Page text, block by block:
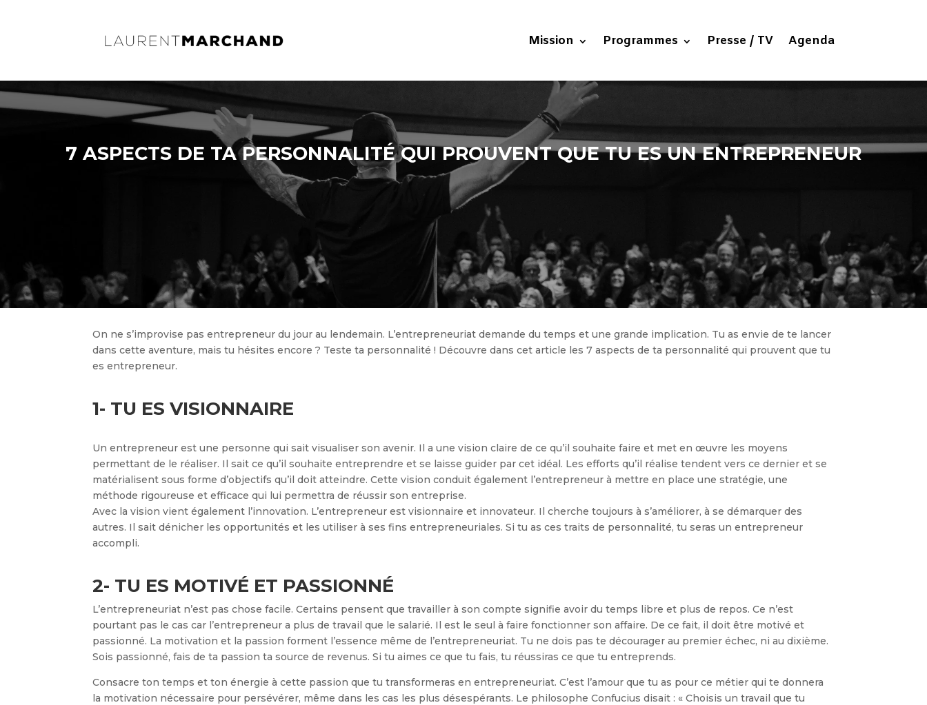
Mission Programmes Presse / TV Agenda
7 ASPECTS DE TA PERSONNALITÉ QUI PROUVENT QUE TU ES UN ENTREPRENEUR
On ne s’improvise pas entrepreneur du jour au lendemain. L’entrepreneuriat demande du temps et une grande implication. Tu as envie de te lancer
dans cette aventure, mais tu hésites encore ? Teste ta personnalité ! Découvre dans cet article les 7 aspects de ta personnalité qui prouvent que tu
es entrepreneur.
1- TU ES VISIONNAIRE
Un entrepreneur est une personne qui sait visualiser son avenir. Il a une vision claire de ce qu’il souhaite faire et met en œuvre les moyens
permettant de le réaliser. Il sait ce qu’il souhaite entreprendre et se laisse guider par cet idéal. Les efforts qu’il réalise tendent vers ce dernier et se
matérialisent sous forme d’objectifs qu’il doit atteindre. Cette vision conduit également l’entrepreneur à mettre en place une stratégie, une
méthode rigoureuse et efficace qui lui permettra de réussir son entreprise.
Avec la vision vient également l’innovation. L’entrepreneur est visionnaire et innovateur. Il cherche toujours à s’améliorer, à se démarquer des
autres. Il sait dénicher les opportunités et les utiliser à ses fins entrepreneuriales. Si tu as ces traits de personnalité, tu seras un entrepreneur
accompli.
2- TU ES MOTIVÉ ET PASSIONNÉ
L’entrepreneuriat n’est pas chose facile. Certains pensent que travailler à son compte signifie avoir du temps libre et plus de repos. Ce n’est
pourtant pas le cas car l’entrepreneur a plus de travail que le salarié. Il est le seul à faire fonctionner son affaire. De ce fait, il doit être motivé et
passionné. La motivation et la passion forment l’essence même de l’entrepreneuriat. Tu ne dois pas te décourager au premier échec, ni au dixième.
Sois passionné, fais de ta passion ta source de revenus. Si tu aimes ce que tu fais, tu réussiras ce que tu entreprends.
Consacre ton temps et ton énergie à cette passion que tu transformeras en entrepreneuriat. C’est l’amour que tu as pour ce métier qui te donnera
la motivation nécessaire pour persévérer, même dans les cas les plus désespérants. Le philosophe Confucius disait : « Choisis un travail que tu